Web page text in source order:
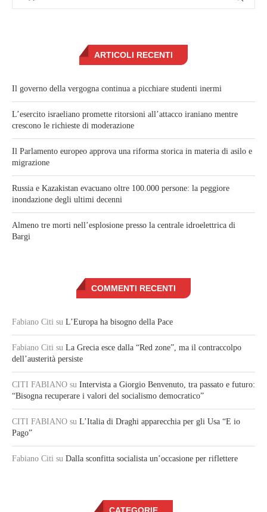
ARTICOLI RECENTI
Il governo della vergogna continua a picchiare studenti inermi
L’esercito israeliano promette ritorsioni all’attacco iraniano mentre
crescono le richieste di moderazione
Il Parlamento europeo approva una riforma storica in materia di asilo e
migrazione
Russia e Kazakistan evacuano oltre 100.000 persone: la peggiore
inondazione degli ultimi decenni
Almeno tre morti nell’esplosione presso la centrale idroelettrica di
Bargi
COMMENTI RECENTI
Fabiano Citi su L’Europa ha bisogno della Pace
Fabiano Citi su La Grecia esce dalla “Red zone”, ma il contraccolpo
dell’austerità persiste
CITI FABIANO su Intervista a Giorgio Benvenuto, tra passato e futuro:
“Bisogna recuperare i valori del socialismo democratico”
CITI FABIANO su L’Italia di Draghi apparecchia per gli Usa “E io
Pago”
Fabiano Citi su Dalla sconfitta socialista un’occasione per riflettere